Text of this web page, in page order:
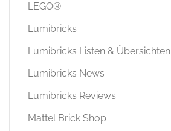
LEGO®
Lumibricks
Lumibricks Listen & Übersichten
Lumibricks News
Lumibricks Reviews
Mattel Brick Shop